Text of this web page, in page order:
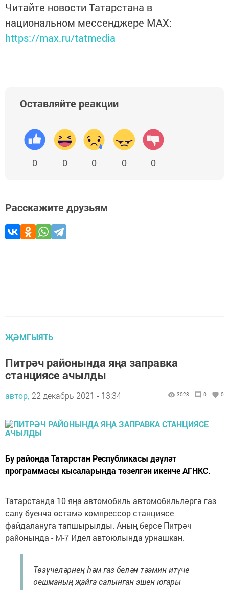
Читайте новости Татарстана в
национальном мессенджере MАХ:
https://max.ru/tatmedia
Оставляйте реакции
0 0 0 0 0
Расскажите друзьям
ҖӘМГЫЯТЬ
Питрәч районында яңа заправка
станциясе ачылды
автор, 22 декабрь 2021 - 13:34 3023 0 0
Бу районда Татарстан Республикасы дәүләт
программасы кысаларында төзелгән икенче АГНКС.
Татарстанда 10 яңа автомобиль автомобильләргә газ
салу буенча өстәмә компрессор станциясе
файдалануга тапшырылды. Аның берсе Питрәч
районында - М-7 Идел автоюлында урнашкан.
Төзүчеләрнең һәм газ белән тәэмин итүче
оешманың җайга салынган эшен югары